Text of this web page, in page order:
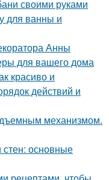
своими руками
для ванны и
Анны
для вашего дома
красиво и
действий и
механизмом.
стен: основные